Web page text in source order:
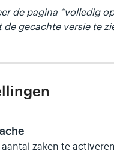
de pagina “volledig
gecachte versie te
zaken te